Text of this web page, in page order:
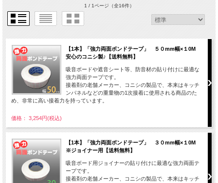
1 / 1ページ（全16件）
【1本】「強力両面ボンドテープ」 ５０mm幅×１0M
安心のコニシ製♪【送料無料】
吸音ボードや遮音シート等、防音材の貼り付けに最適な
強力両面テープです。
接着剤の老舗メーカー、コニシの製品で、本来はキッチ
ンパネルなどの重量物の1次接着に使用される商品のた
め、非常に高い接着力を持っています。
価格： 3,254円(税込)
【1本】「強力両面ボンドテープ」 ３０mm幅×１0M
※ジョイナー用【送料無料】
吸音ボード用ジョイナーの貼り付けに最適な強力両面テ
ープです。
接着剤の老舗メーカー、コニシの製品で、本来はキッチ